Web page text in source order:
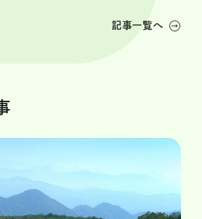
記事一覧へ